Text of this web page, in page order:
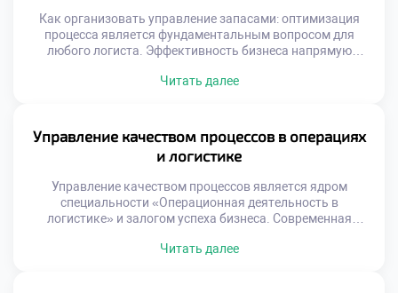
Трансформация […]
Как организовать управление запасами: оптимизация
процесса является фундаментальным вопросом для
любого логиста. Эффективность бизнеса напрямую
Избыток продукции замораживает оборотные средства
запасами отличает профессионала от новичка. Студенты
специальности операционной деятельности изучают эту
тему углубленно. Теоретические модели подкрепляются
Читать далее
Управление качеством процессов в операциях
и логистике
Управление качеством процессов является ядром
специальности «Операционная деятельность в
логистике» и залогом успеха бизнеса. Современная
поставок. Высокие стандарты обслуживания формируют
Читать далее